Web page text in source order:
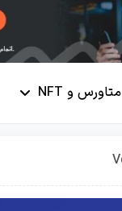
متاورس و NFT